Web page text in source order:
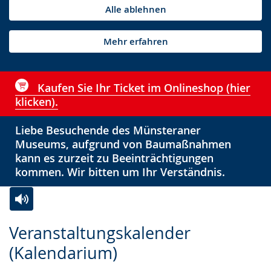
Alle ablehnen
Mehr erfahren
Kaufen Sie Ihr Ticket im Onlineshop (hier
klicken).
Liebe Besuchende des Münsteraner
Museums, aufgrund von Baumaßnahmen
kann es zurzeit zu Beeinträchtigungen
kommen. Wir bitten um Ihr Verständnis.
Veranstaltungskalender
(Kalendarium)
Leichten
Sprache
Audio-
Unterstützung.
Video
in